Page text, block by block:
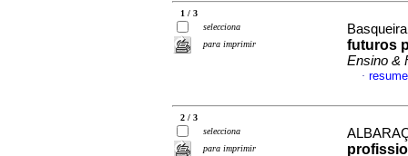
1 / 3
selecciona
para imprimir
futuros
Ensino &
·
2 / 3
selecciona
para imprimir